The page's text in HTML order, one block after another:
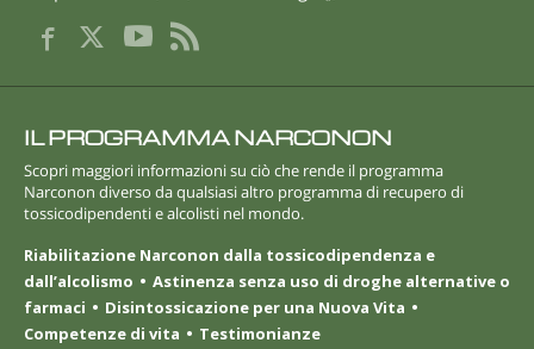
IL PROGRAMMA NARCONON
Scopri maggiori informazioni su ciò che rende il programma
Narconon diverso da qualsiasi altro programma di recupero di
tossicodipendenti e alcolisti nel mondo.
Riabilitazione Narconon dalla tossicodipendenza e
dall’alcolismo
Astinenza senza uso di droghe alternative o
farmaci
Disintossicazione per una Nuova Vita
Competenze di vita
Testimonianze